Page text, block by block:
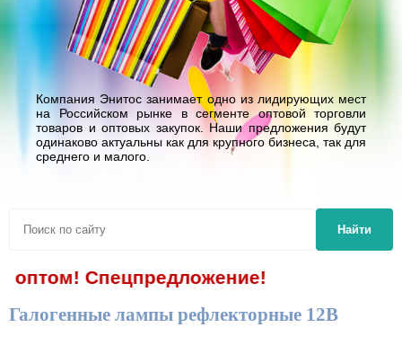
Компания Энитос занимает одно из лидирующих мест
на Российском рынке в сегменте оптовой торговли
товаров и оптовых закупок. Наши предложения будут
одинаково актуальны как для крупного бизнеса, так для
среднего и малого.
Найти
Спецпредложение!
Галогенные лампы рефлекторные 12В